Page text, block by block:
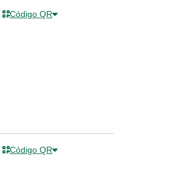
Código QR
Código QR